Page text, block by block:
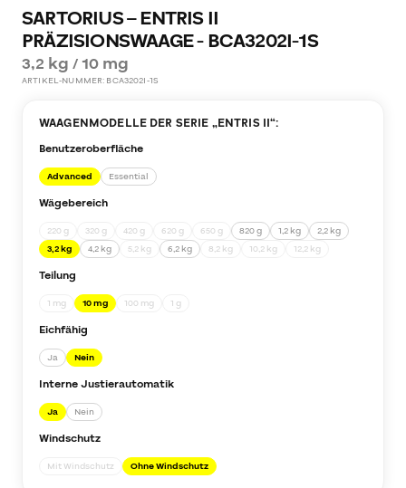
SARTORIUS – ENTRIS II
PRÄZISIONSWAAGE - BCA3202I-1S
3,2 kg / 10 mg
ARTIKEL-NUMMER: BCA3202I-1S
WAAGENMODELLE DER SERIE „ENTRIS II“:
Benutzeroberfläche
Advanced Essential
Wägebereich
220 g 320 g 420 g 620 g 650 g 820 g 1,2 kg
2,2 kg
3,2 kg
4,2 kg 5,2 kg 6,2 kg 8,2 kg 10,2 kg 12,2 kg
Teilung
1 mg 10 mg 100 mg 1 g
Eichfähig
Ja Nein
Interne Justierautomatik
Ja Nein
Windschutz
Mit Windschutz Ohne Windschutz